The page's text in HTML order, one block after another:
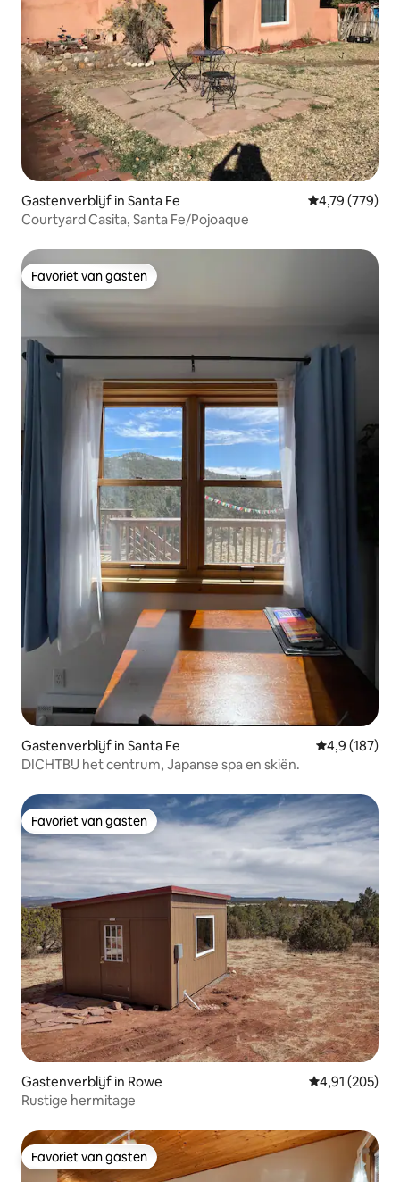
Gastenverblijf in Santa Fe Gemiddelde
4,79 (779)
Courtyard Casita, Santa Fe/Pojoaque
Favoriet van gasten
Favoriet van gasten
Gastenverblijf in Santa Fe Gemiddelde
4,9 (187)
DICHTBIJ het centrum, Japanse spa en skiën.
Favoriet van gasten
Favoriet van gasten
Gastenverblijf in Rowe Gemiddelde
4,91 (205)
Rustige hermitage
Favoriet van gasten
Favoriet van gasten